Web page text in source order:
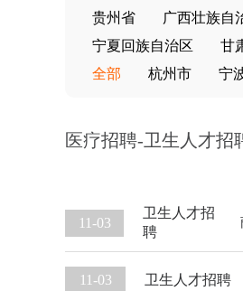
贵州省
广西壮族自
宁夏回族自治区
甘
全部
杭州市 宁
医疗招聘-卫生人才招
11-03
卫生人才招
聘
11-03 卫生人才招聘